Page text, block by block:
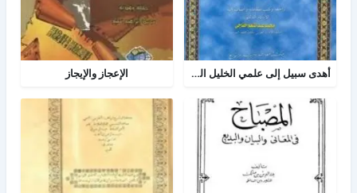
أهدى سبيل إلى علمي الخليل العروض والقافية الإعجاز والإيجاز